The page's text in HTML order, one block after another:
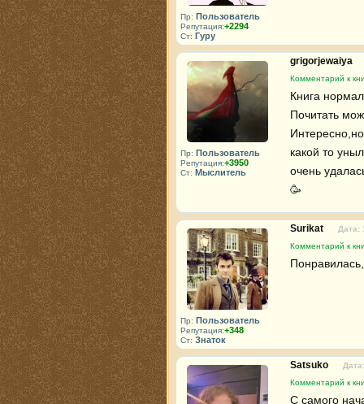
Пр: Пользователь
Репутация:+2294
Ст: Гуру
Пр: Пользователь
Репутация:+3950
Ст: Мыслитель
grigorjewaiya
Комментарий к
Книга
Почитать
какой то
очень
🥳
Пр: Пользователь
Репутация:+348
Ст: Знаток
Surikat
Дата:
Комментарий к
Satsuko
Комментарий к
С самого